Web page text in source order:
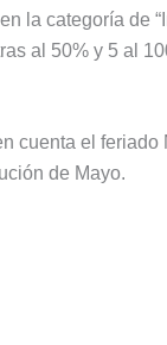
la categoría de
al 50% y 5 al
cuenta el
de Mayo.